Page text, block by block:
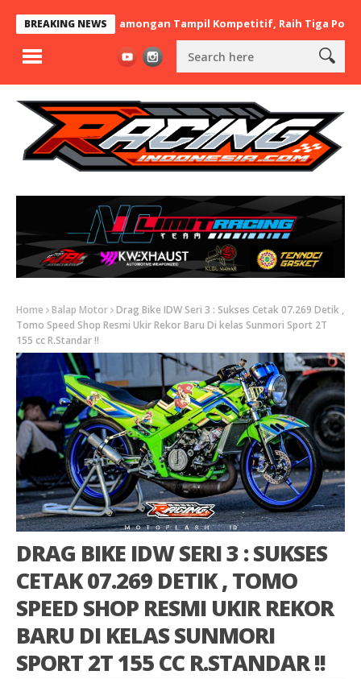
BREAKING NEWS
Asal Lamongan Tampil Kompetitif, Raih Tiga Podium di
Home Balap Motor Drag Bike IDW Seri 3 : Sukses Cetak 07.269 Detik ,
Tomo Speed Shop Resmi Ukir Rekor Baru Di kelas Sunmori Sport 2T
155 cc R.Standar !!
DRAG BIKE IDW SERI 3 : SUKSES
CETAK 07.269 DETIK , TOMO
SPEED SHOP RESMI UKIR REKOR
BARU DI KELAS SUNMORI
SPORT 2T 155 CC R.STANDAR !!